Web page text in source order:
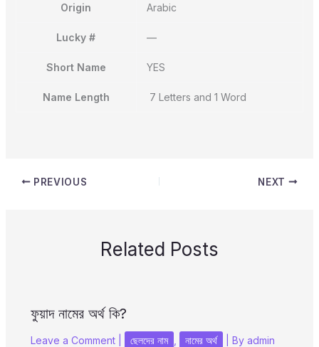
Origin Arabic
Lucky # —
Short Name YES
Name Length 7 Letters and 1 Word
PREVIOUS NEXT
Related Posts
ফুয়াদ নামের অর্থ কি?
Leave a Comment ছেলদের নাম নামের অর্থ | By admin